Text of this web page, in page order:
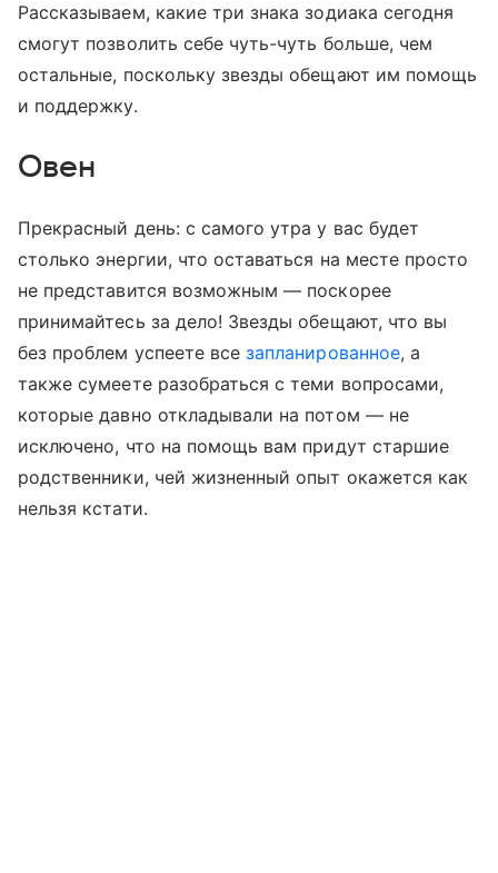
Рассказываем, какие три знака зодиака сегодня
смогут позволить себе чуть-чуть больше, чем
остальные, поскольку звезды обещают им помощь
и поддержку.
Овен
Прекрасный день: с самого утра у вас будет
столько энергии, что оставаться на месте просто
не представится возможным — поскорее
принимайтесь за дело! Звезды обещают, что вы
без проблем успеете все запланированное, а
также сумеете разобраться с теми вопросами,
которые давно откладывали на потом — не
исключено, что на помощь вам придут старшие
родственники, чей жизненный опыт окажется как
нельзя кстати.